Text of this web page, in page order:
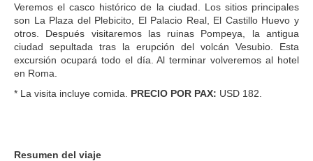
Veremos el casco histórico de la ciudad. Los sitios principales
son La Plaza del Plebicito, El Palacio Real, El Castillo Huevo y
otros. Después visitaremos las ruinas Pompeya, la antigua
ciudad sepultada tras la erupción del volcán Vesubio. Esta
excursión ocupará todo el día. Al terminar volveremos al hotel
en Roma.
* La visita incluye comida. PRECIO POR PAX: USD 182.
Resumen del viaje